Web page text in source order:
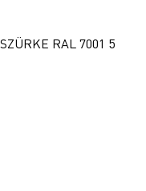
RAL 7001 5